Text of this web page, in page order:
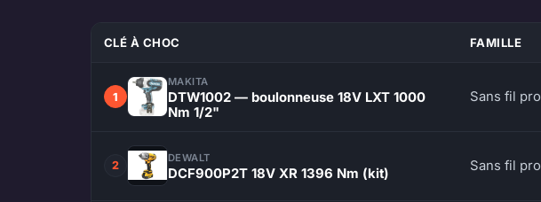
CLÉ À CHOC FAMILLE
1
MAKITA
DTW1002 — boulonneuse 18V LXT 1000
Nm 1/2"
Sans fil pro
2
DEWALT
DCF900P2T 18V XR 1396 Nm (kit) Sans fil pro